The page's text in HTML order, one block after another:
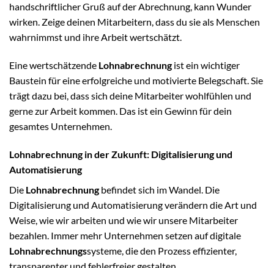
handschriftlicher Gruß auf der Abrechnung, kann Wunder
wirken. Zeige deinen Mitarbeitern, dass du sie als Menschen
wahrnimmst und ihre Arbeit wertschätzt.
Eine wertschätzende Lohnabrechnungist ein wichtiger
Baustein für eine erfolgreiche und motivierte Belegschaft. Sie
trägt dazu bei, dass sich deine Mitarbeiter wohlfühlen und
gerne zur Arbeit kommen. Das ist ein Gewinn für dein
gesamtes Unternehmen.
Lohnabrechnung in der Zukunft: Digitalisierung und
Automatisierung
Die Lohnabrechnungbefindet sich im Wandel. Die
Digitalisierung und Automatisierung verändern die Art und
Weise, wie wir arbeiten und wie wir unsere Mitarbeiter
bezahlen. Immer mehr Unternehmen setzen auf digitale
Lohnabrechnungssysteme, die den Prozess effizienter,